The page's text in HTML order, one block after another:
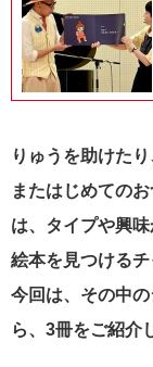
りゅうを助けた
またはじめての
は、タイプや興
絵本を見つけるチ
今回は、その中
ら、3冊をご紹介